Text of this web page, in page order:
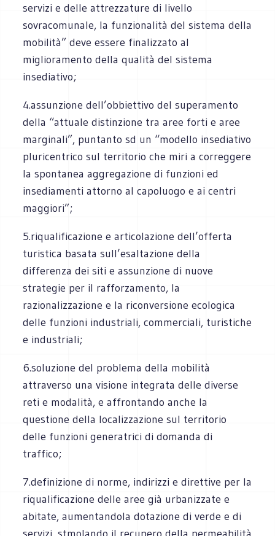
servizi e delle attrezzature di livello
sovracomunale, la funzionalità del sistema della
mobilità” deve essere finalizzato al
miglioramento della qualità del sistema
insediativo;
4.assunzione dell’obbiettivo del superamento
della “attuale distinzione tra aree forti e aree
marginali”, puntanto sd un “modello insediativo
pluricentrico sul territorio che miri a correggere
la spontanea aggregazione di funzioni ed
insediamenti attorno al capoluogo e ai centri
maggiori”;
5.riqualificazione e articolazione dell’offerta
turistica basata sull’esaltazione della
differenza dei siti e assunzione di nuove
strategie per il rafforzamento, la
razionalizzazione e la riconversione ecologica
delle funzioni industriali, commerciali, turistiche
e industriali;
6.soluzione del problema della mobilità
attraverso una visione integrata delle diverse
reti e modalità, e affrontando anche la
questione della localizzazione sul territorio
delle funzioni generatrici di domanda di
traffico;
7.definizione di norme, indirizzi e direttive per la
riqualificazione delle aree già urbanizzate e
abitate, aumentandola dotazione di verde e di